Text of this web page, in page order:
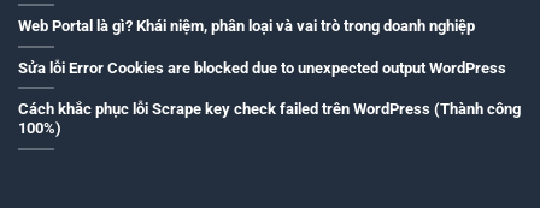
Web Portal là gì? Khái niệm, phân loại và vai trò trong doanh nghiệp
Sửa lỗi Error Cookies are blocked due to unexpected output WordPress
Cách khắc phục lỗi Scrape key check failed trên WordPress (Thành công
100%)